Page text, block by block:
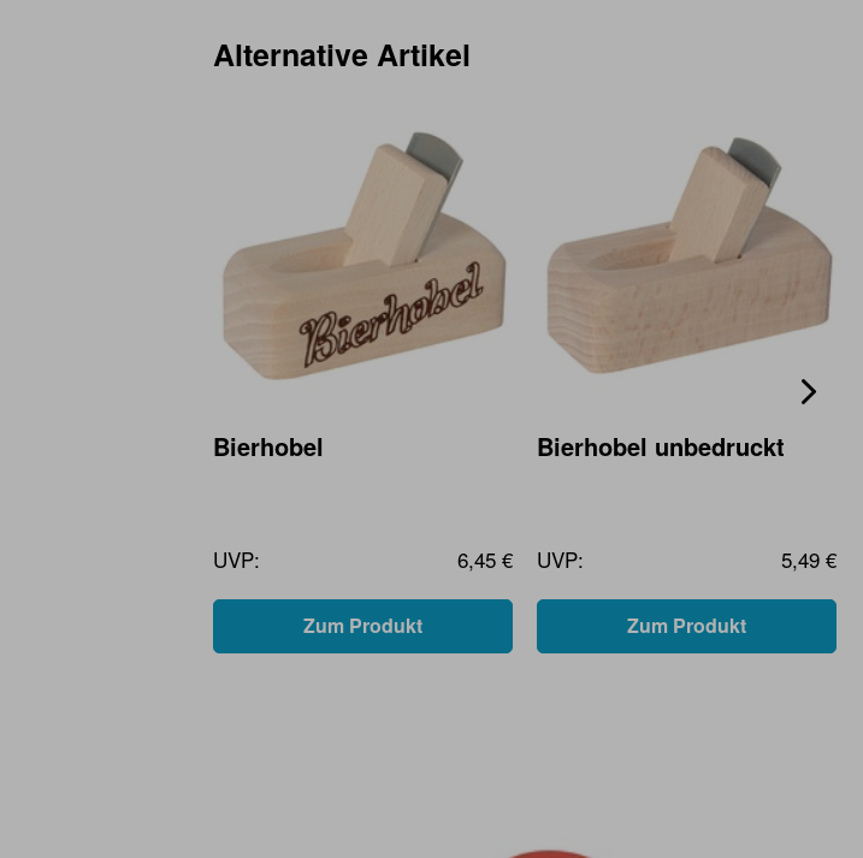
Alternative Artikel
Bierhobel
UVP: 6,45 €
Zum Produkt
Bierhobel unbedruckt
UVP: 5,49 €
Zum Produkt